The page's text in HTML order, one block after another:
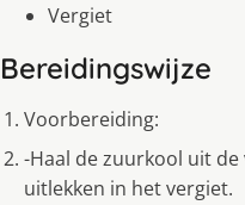
Vergiet
Bereidingswijze
Voorbereiding:
-Haal de zuurkool uit
uitlekken in het vergiet.